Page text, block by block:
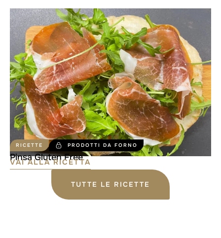
RICETTE PRODOTTI DA FORNO
Pinsa Gluten Free
VAI ALLA RICETTA
TUTTE LE RICETTE